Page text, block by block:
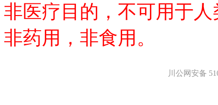
非医疗目的，不可用于
非药用，非食用。
川公网安备